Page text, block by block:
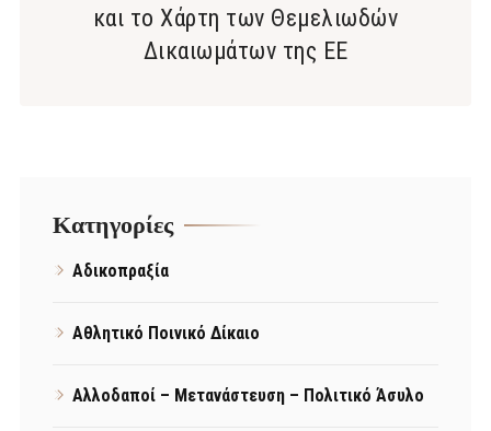
και το Χάρτη των Θεμελιωδών
Δικαιωμάτων της ΕΕ
Kατηγορίες
Αδικοπραξία
Αθλητικό Ποινικό Δίκαιο
Αλλοδαποί – Μετανάστευση – Πολιτικό Άσυλο